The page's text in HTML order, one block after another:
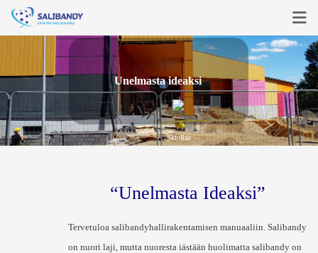
Päätöksenteko
Suunnittelu
Unelmasta ideaksi
Skrollaa
“Unelmasta Ideaksi”
Tervetuloa salibandyhallirakentamisen manuaaliin. Salibandy
on nuori laji, mutta nuoresta iästään huolimatta salibandy on